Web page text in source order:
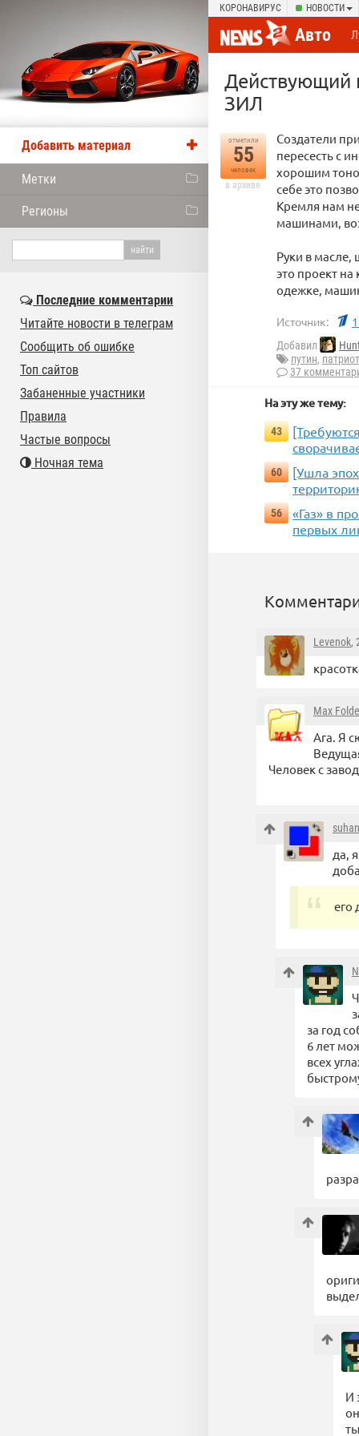
КОРОНАВИРУС НОВОСТИ
Авто
Действующий
ЗИЛ
отметили
55
человек
в архиве
Создатели
пересесть с
хорошим
себе это
Кремля нам
машинами,
Руки в
это проект
одежке,
Источник:
Добавил
путин,
37
На эту же тему:
43
60
[Ушла
56
«Газ» в
первых
Levenok,
Max
Ага. Я
Человек с
suhan
да,
его
за год
6 лет
всех
И
Добавить материал
Метки
Регионы
Последние комментарии
Читайте новости в телеграм
Сообщить об ошибке
Топ сайтов
Забаненные участники
Правила
Частые вопросы
Ночная тема